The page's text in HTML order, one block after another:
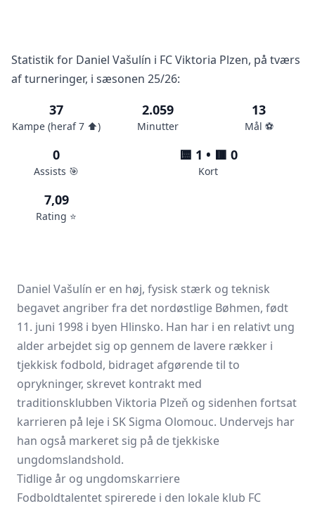
Statistik for Daniel Vašulín i FC Viktoria Plzen, på tværs
af turneringer, i sæsonen 25/26:
37
Kampe (heraf 7 ⬆️)
2.059
Minutter
13
Mål ⚽️
0
Assists 🎯
🟨 1 • 🟥 0
Kort
7,09
Rating ⭐️
Daniel Vašulín er en høj, fysisk stærk og teknisk
begavet angriber fra det nordøstlige Bøhmen, født
11. juni 1998 i byen Hlinsko. Han har i en relativt ung
alder arbejdet sig op gennem de lavere rækker i
tjekkisk fodbold, bidraget afgørende til to
oprykninger, skrevet kontrakt med
traditionsklubben Viktoria Plzeň og sidenhen fortsat
karrieren på leje i SK Sigma Olomouc. Undervejs har
han også markeret sig på de tjekkiske
ungdomslandshold.
Tidlige år og ungdomskarriere
Fodboldtalentet spirerede i den lokale klub FC